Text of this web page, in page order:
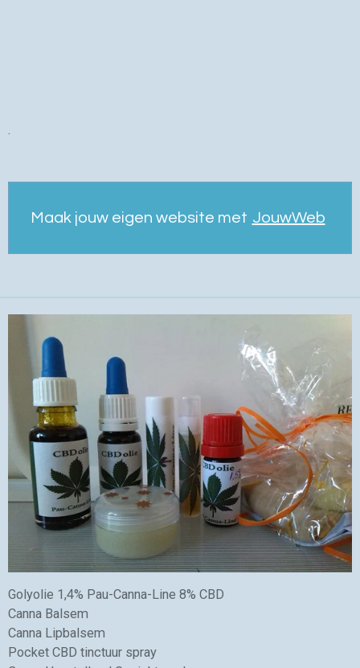
Maak jouw eigen website met JouwWeb
Golyolie 1,4% Pau-Canna-Line 8% CBD
Canna Balsem
Canna Lipbalsem
Pocket CBD tinctuur spray